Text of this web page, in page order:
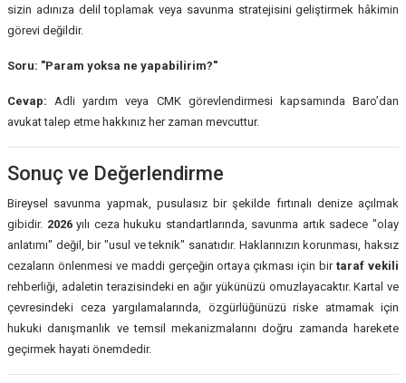
sizin adınıza delil toplamak veya savunma stratejisini geliştirmek hâkimin
görevi değildir.
Soru: "Param yoksa ne yapabilirim?"
Cevap: Adli yardım veya CMK görevlendirmesi kapsamında Baro’dan
avukat talep etme hakkınız her zaman mevcuttur.
Sonuç ve Değerlendirme
Bireysel savunma yapmak, pusulasız bir şekilde fırtınalı denize açılmak
gibidir. 2026yılı ceza hukuku standartlarında, savunma artık sadece "olay
anlatımı" değil, bir "usul ve teknik" sanatıdır. Haklarınızın korunması, haksız
cezaların önlenmesi ve maddi gerçeğin ortaya çıkması için birtaraf vekili
rehberliği, adaletin terazisindeki en ağır yükünüzü omuzlayacaktır. Kartal ve
çevresindeki ceza yargılamalarında, özgürlüğünüzü riske atmamak için
hukuki danışmanlık ve temsil mekanizmalarını doğru zamanda harekete
geçirmek hayati önemdedir.